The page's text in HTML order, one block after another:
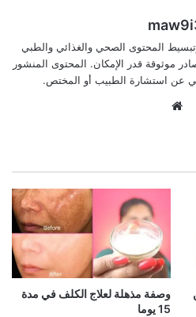
المحتوى الصحي والغذائي والطبي
موثوقة قدر الإمكان. المحتوى المنشور
عن استشارة الطبيب أو المختص.
وصفة مذهلة لعلاج الكلف في مدة
15 يوما